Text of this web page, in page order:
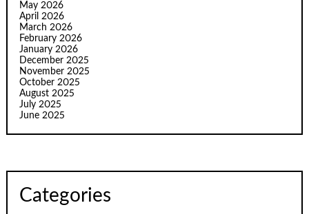
May 2026
April 2026
March 2026
February 2026
January 2026
December 2025
November 2025
October 2025
August 2025
July 2025
June 2025
Categories